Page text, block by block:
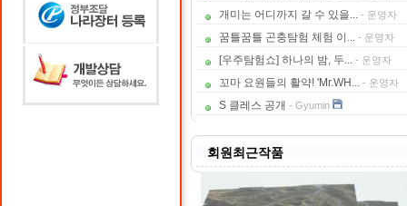
개미는 어디까지 갈 수 있을... - 운영자
꿈틀꿈틀 곤충탐험 체험 이... - 운영자
[우주탐험쇼] 하나의 밤, 두... - 운영자
꼬마 요원들의 활약! 'Mr.WH... - 운영자
S 클레스 공개 - Gyumin
회원최근작품